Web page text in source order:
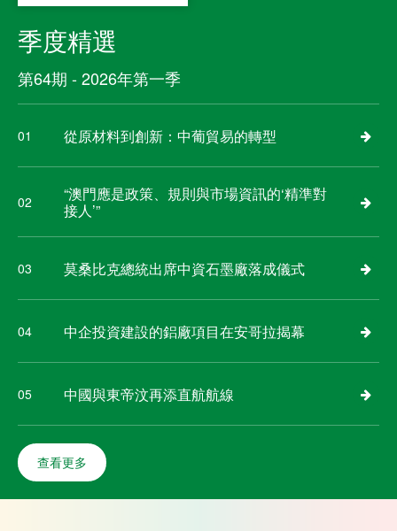
季度精選
第64期 - 2026年第一季
01 從原材料到創新：中葡貿易的轉型
02
“澳門應是政策、規則與市場資訊的‘精準對
接人’”
03 莫桑比克總統出席中資石墨廠落成儀式
04 中企投資建設的鋁廠項目在安哥拉揭幕
05 中國與東帝汶再添直航航線
查看更多